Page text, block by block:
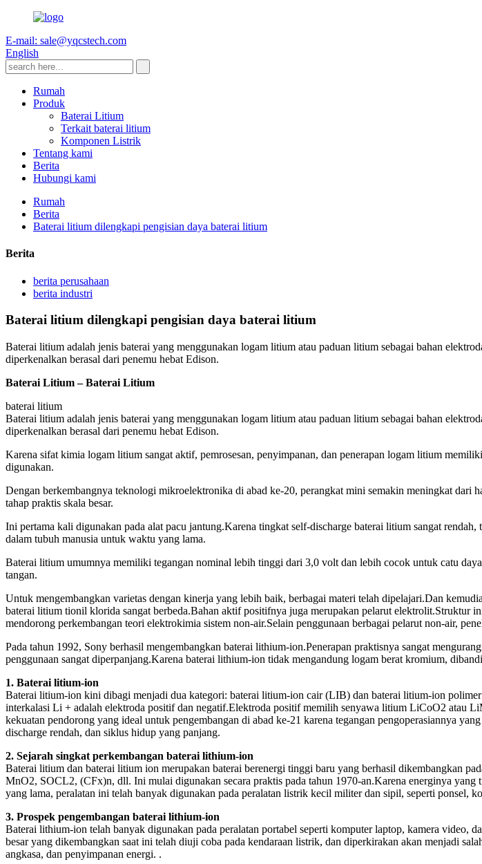
E-mail: sale@yqcstech.com
English
Rumah
Produk
Baterai Litium
Terkait baterai litium
Komponen Listrik
Tentang kami
Berita
Hubungi kami
Rumah
Berita
Baterai litium dilengkapi pengisian daya baterai litium
Berita
berita perusahaan
berita industri
Baterai litium dilengkapi pengisian daya baterai litium
Baterai litium adalah jenis baterai yang menggunakan logam litium atau paduan litium sebagai bahan
diperkenalkan berasal dari penemu hebat Edison.
Baterai Litium – Baterai Litium
baterai litium
Baterai litium adalah jenis baterai yang menggunakan logam litium atau paduan litium sebagai bahan
diperkenalkan berasal dari penemu hebat Edison.
Karena sifat kimia logam litium sangat aktif, pemrosesan, penyimpanan, dan penerapan logam litium
digunakan.
Dengan berkembangnya teknologi mikroelektronika di abad ke-20, perangkat mini semakin meningkat
tahap praktis skala besar.
Ini pertama kali digunakan pada alat pacu jantung.Karena tingkat self-discharge baterai litium sangat
dalam tubuh manusia untuk waktu yang lama.
Baterai litium umumnya memiliki tegangan nominal lebih tinggi dari 3,0 volt dan lebih cocok untuk catu
tangan.
Untuk mengembangkan varietas dengan kinerja yang lebih baik, berbagai materi telah dipelajari.Dan
baterai litium tionil klorida sangat berbeda.Bahan aktif positifnya juga merupakan pelarut elektrolit.Struktur
mendorong perkembangan teori elektrokimia sistem non-air.Selain penggunaan berbagai pelarut non-air,
Pada tahun 1992, Sony berhasil mengembangkan baterai lithium-ion.Penerapan praktisnya sangat
penggunaan sangat diperpanjang.Karena baterai lithium-ion tidak mengandung logam berat kromium,
1. Baterai litium-ion
Baterai litium-ion kini dibagi menjadi dua kategori: baterai litium-ion cair (LIB) dan baterai litium-ion
interkalasi Li + adalah elektroda positif dan negatif.Elektroda positif memilih senyawa litium LiCoO2 atau
kekuatan pendorong yang ideal untuk pengembangan di abad ke-21 karena tegangan pengoperasiannya
discharge rendah, dan siklus hidup yang panjang.
2. Sejarah singkat perkembangan baterai lithium-ion
Baterai litium dan baterai litium ion merupakan baterai berenergi tinggi baru yang berhasil dikembangkan
MnO2, SOCL2, (CFx)n, dll. Ini mulai digunakan secara praktis pada tahun 1970-an.Karena energinya yang
yang lama, peralatan ini telah banyak digunakan pada peralatan listrik kecil militer dan sipil, seperti ponsel,
3. Prospek pengembangan baterai lithium-ion
Baterai lithium-ion telah banyak digunakan pada peralatan portabel seperti komputer laptop, kamera
besar yang dikembangkan saat ini telah diuji coba pada kendaraan listrik, dan diperkirakan akan menjadi
angkasa, dan penyimpanan energi. .